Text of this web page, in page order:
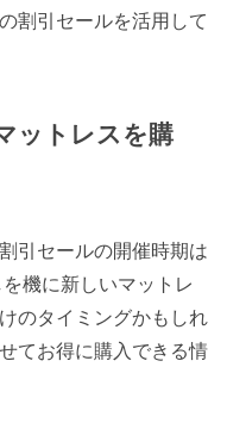
割引セールを活用して
ットレスを購
引セールの開催時期は
機に新しいマットレ
のタイミングかもしれ
てお得に購入できる情